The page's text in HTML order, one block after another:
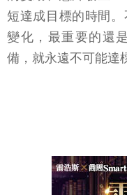
短達成目標的時間
變化，最重要的還
備，就永遠不可能達